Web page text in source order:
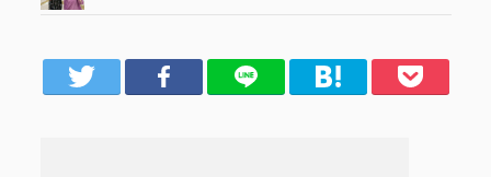
Facebook LINE はてブ Pocket